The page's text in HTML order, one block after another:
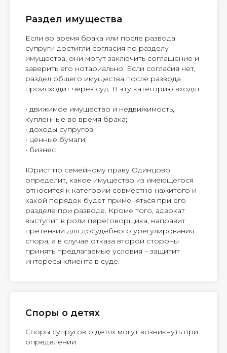
Раздел имущества
Если во время брака или после развода
супруги достигли согласия по разделу
имущества, они могут заключить соглашение и
заверить его нотариально. Если согласия нет,
раздел общего имущества после развода
происходит через суд. В эту категорию входят:
• движимое имущество и недвижимость,
купленные во время брака;
• доходы супругов;
• ценные бумаги;
• бизнес
Юрист по семейному праву Одинцово
определит, какое имущество из имеющегося
относится к категории совместно нажитого и
какой порядок будет применяться при его
разделе при разводе. Кроме того, адвокат
выступит в роли переговорщика, направит
претензии для досудебного урегулирования
спора, а в случае отказа второй стороны
принять предлагаемые условия – защитит
интересы клиента в суде.
Споры о детях
Споры супругов о детях могут возникнуть при
определении: